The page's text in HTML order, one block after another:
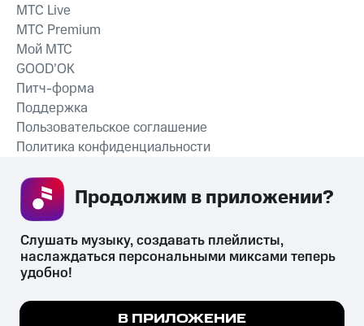
СКАЧАТЬ ПРИЛОЖЕНИЕ
MTС Live
MTС Premium
Мой МТС
GOOD’OK
Питч-форма
Поддержка
Пользовательское соглашение
Политика конфиденциальности
психотропных веществ, их аналогов причиняет вред здоровью,
их незаконный оборот запрещён и влечёт установленную
Мы используем куки, чтобы на сайте все
Слушать музыку, создавать плейлисты,
наслаждаться персональными миксами теперь
удобно!
В ПРИЛОЖЕНИЕ